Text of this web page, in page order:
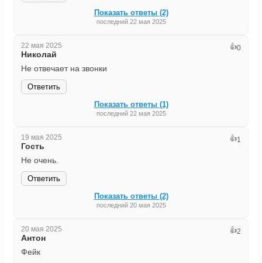
Показать ответы (2)
последний 22 мая 2025
22 мая 2025
Николай
👍0
Не отвечает на звонки
Ответить
Показать ответы (1)
последний 22 мая 2025
19 мая 2025
Гость
👍1
Не очень.
Ответить
Показать ответы (2)
последний 20 мая 2025
20 мая 2025
Антон
👍2
Фейк